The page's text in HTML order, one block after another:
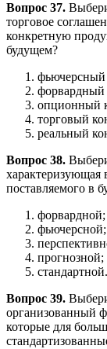
Вопрос 37.
торговое
конкретную
будущем?
фьючерсный
форвардный
опционный
торговый
реальный
Вопрос 38.
характеризующая
поставляемого в
форвардной;
фьючерсной;
прогнозной;
стандартной.
Вопрос 39.
организованный
которые для